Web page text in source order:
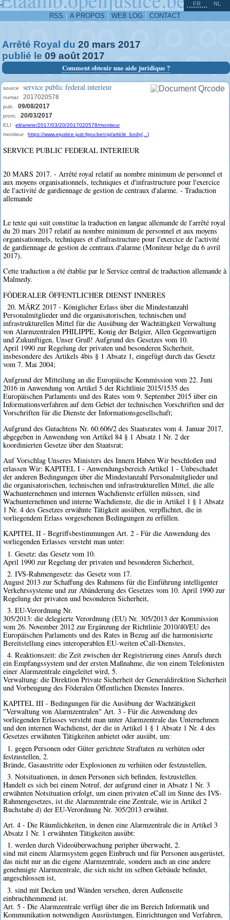
-
RSS A PROPOS WEB LOG CONTACT
FR NL
Arrêté Royal du 20 mars 2017
publié le 09 août 2017
Comment obtenir une aide juridique ?
source service public federal interieur
numac 2017020578
pub. 09/08/2017
prom. 20/03/2017
ELI
eli/arrete/2017/03/20/2017020578/moniteur
moniteur
https://www.ejustice.just.fgov.be/cgi/article_body(...)
SERVICE PUBLIC FEDERAL INTERIEUR
20 MARS 2017. - Arrêté royal relatif au nombre minimum de personnel et
aux moyens organisationnels, techniques et d'infrastructure pour l'exercice
de l'activité de gardiennage de gestion de centraux d'alarme. - Traduction
allemande
Le texte qui suit constitue la traduction en langue allemande de l'arrêté royal
du 20 mars 2017 relatif au nombre minimum de personnel et aux moyens
organisationnels, techniques et d'infrastructure pour l'exercice de l'activité
de gardiennage de gestion de centraux d'alarme (Moniteur belge du 6 avril
2017).
Cette traduction a été établie par le Service central de traduction allemande à
Malmedy.
FÖDERALER ÖFFENTLICHER DIENST INNERES
20. MÄRZ 2017 - Königlicher Erlass über die Mindestanzahl
Personalmitglieder und die organisatorischen, technischen und
infrastrukturellen Mittel für die Ausübung der Wachtätigkeit Verwaltung
von Alarmzentralen PHILIPPE, Konig der Belgier, Allen Gegenwartigen
und Zukunftigen, Unser Gruß! Aufgrund des Gesetzes vom 10.
April 1990 zur Regelung der privaten und besonderen Sicherheit,
insbesondere des Artikels 4bis § 1 Absatz 1, eingefügt durch das Gesetz
vom 7. Mai 2004;
Aufgrund der Mitteilung an die Europäische Kommission vom 22. Juni
2016 in Anwendung von Artikel 5 der Richtlinie 2015/1535 des
Europäischen Parlaments und des Rates vom 9. September 2015 über ein
Informationsverfahren auf dem Gebiet der technischen Vorschriften und der
Vorschriften für die Dienste der Informationsgesellschaft;
Aufgrund des Gutachtens Nr. 60.606/2 des Staatsrates vom 4. Januar 2017,
abgegeben in Anwendung von Artikel 84 § 1 Absatz 1 Nr. 2 der
koordinierten Gesetze über den Staatsrat;
Auf Vorschlag Unseres Ministers des Innern Haben Wir beschloßen und
erlassen Wir: KAPITEL I - Anwendungsbereich Artikel 1 - Unbeschadet
der anderen Bedingungen über die Mindestanzahl Personalmitglieder und
die organisatorischen, technischen und infrastrukturellen Mittel, die alle
Wachunternehmen und internen Wachdienste erfüllen müssen, sind
Wachunternehmen und interne Wachdienste, die die in Artikel 1 § 1 Absatz
1 Nr. 4 des Gesetzes erwähnte Tätigkeit ausüben, verpflichtet, die in
vorliegendem Erlass vorgesehenen Bedingungen zu erfüllen.
KAPITEL II - Begriffsbestimmungen Art. 2 - Für die Anwendung des
vorliegenden Erlasses versteht man unter:
1. Gesetz: das Gesetz vom 10.
April 1990 zur Regelung der privaten und besonderen Sicherheit,
2. IVS-Rahmengesetz: das Gesetz vom 17.
August 2013 zur Schaffung des Rahmens für die Einführung intelligenter
Verkehrssysteme und zur Abänderung des Gesetzes vom 10. April 1990 zur
Regelung der privaten und besonderen Sicherheit,
3. EU-Verordnung Nr.
305/2013: die delegierte Verordnung (EU) Nr. 305/2013 der Kommission
vom 26. November 2012 zur Ergänzung der Richtlinie 2010/40/EU des
Europäischen Parlaments und des Rates in Bezug auf die harmonisierte
Bereitstellung eines interoperablen EU-weiten eCall-Dienstes,
4. Reaktionszeit: die Zeit zwischen der Registrierung eines Anrufs durch
ein Empfangssystem und der ersten Maßnahme, die von einem Telefonisten
einer Alarmzentrale eingeleitet wird, 5.
Verwaltung: die Direktion Private Sicherheit der Generaldirektion Sicherheit
und Vorbeugung des Föderalen Öffentlichen Dienstes Inneres.
KAPITEL III - Bedingungen für die Ausübung der Wachtätigkeit
"Verwaltung von Alarmzentralen" Art. 3 - Für die Anwendung des
vorliegenden Erlasses versteht man unter Alarmzentrale das Unternehmen
und den internen Wachdienst, der die in Artikel 1 § 1 Absatz 1 Nr. 4 des
Gesetzes erwähnten Tätigkeiten anbietet oder ausübt, um:
1. gegen Personen oder Güter gerichtete Straftaten zu verhüten oder
festzustellen, 2.
Brände, Gasaustritte oder Explosionen zu verhüten oder festzustellen,
3. Notsituationen, in denen Personen sich befinden, festzustellen.
Handelt es sich bei einem Notruf, der aufgrund einer in Absatz 1 Nr. 3
erwähnten Notsituation erfolgt, um einen privaten eCall im Sinne des IVS-
Rahmengesetzes, ist die Alarmzentrale eine Zentrale, wie in Artikel 2
Buchstabe d) der EU-Verordnung Nr. 305/2013 erwähnt.
Art. 4 - Die Räumlichkeiten, in denen eine Alarmzentrale die in Artikel 3
Absatz 1 Nr. 1 erwähnten Tätigkeiten ausübt:
1. werden durch Videoüberwachung peripher überwacht, 2.
sind mit einem Alarmsystem gegen Einbruch und für Personen ausgerüstet,
das nicht nur an die eigene Alarmzentrale, sondern auch an eine andere
genehmigte Alarmzentrale, die sich nicht im selben Gebäude befindet,
angeschlossen ist,
3. sind mit Decken und Wänden versehen, deren Außenseite
einbruchhemmend ist.
Art. 5 - Die Alarmzentrale verfügt über die im Bereich Informatik und
Kommunikation notwendigen Ausrüstungen, Einrichtungen und Verfahren,
^